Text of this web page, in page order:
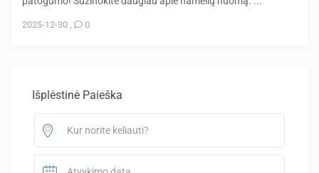
2025-12-30 , 0
Išplėstinė Paieška